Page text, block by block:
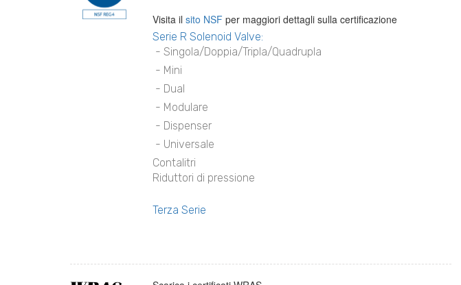
Visita il sito NSF per maggiori dettagli sulla certificazione
Serie R Solenoid Valve:
- Singola/Doppia/Tripla/Quadrupla
- Mini
- Dual
- Modulare
- Dispenser
- Universale
Contalitri
Riduttori di pressione
Terza Serie